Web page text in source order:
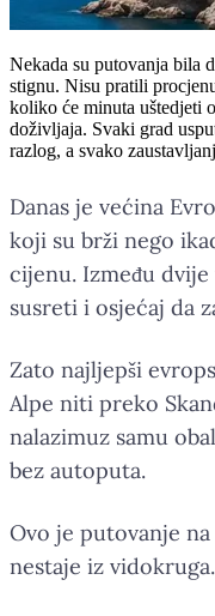
Nekada su putovanja bila
stignu. Nisu pratili
koliko će minuta uštedjeti
doživljaja. Svaki grad
razlog, a svako
Danas je većina
koji su brži nego
cijenu. Između dvije
susreti i osjećaj da
Zato najljepši
Alpe niti preko
nalazimuz samu
bez autoputa.
Ovo je putovanje
nestaje iz vidokruga.